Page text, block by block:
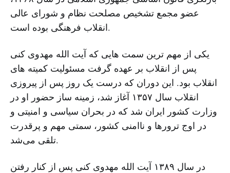
عضو مجمع تشخیص مصلحت نظام و شورای عالی
انقلاب فرهنگی بوده است.
یکی از مهم ترین سمت هایی که آیت الله مهدوی کنی
پس از انقلاب بر عهده گرفت مسئولیت کمیته های
انقلاب بود. این دوران که درست یک روز پس از پیروزی
انقلاب سال ۱۳۵۷ آغاز شد، زمینه ساز حضور او در
وزارت کشور ایران شد که در بحران سیاسی و امنیتی و
در اوج ترورها و ناامنی کشور، سمتی مهم و پرقدرت
تلقی می‌شد.
در سال ١٣٨٩ آیت الله مهدوی کنی پس از کنار رفتن